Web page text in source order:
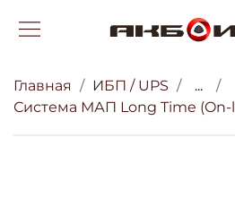
Главная ИБП / UPS
...
Система МАП Long Time (On-